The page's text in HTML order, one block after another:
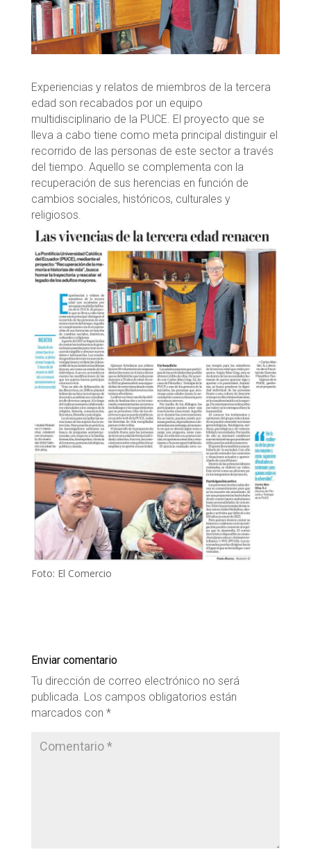
Experiencias y relatos de miembros de la tercera
edad son recabados por un equipo
multidisciplinario de la PUCE. El proyecto que se
lleva a cabo tiene como meta principal distinguir el
recorrido de las personas de este sector a través
del tiempo. Aquello se complementa con la
recuperación de sus herencias en función de
cambios sociales, históricos, culturales y
religiosos.
Foto: El Comercio
Enviar comentario
Tu dirección de correo electrónico no será
publicada. Los campos obligatorios están
marcados con *